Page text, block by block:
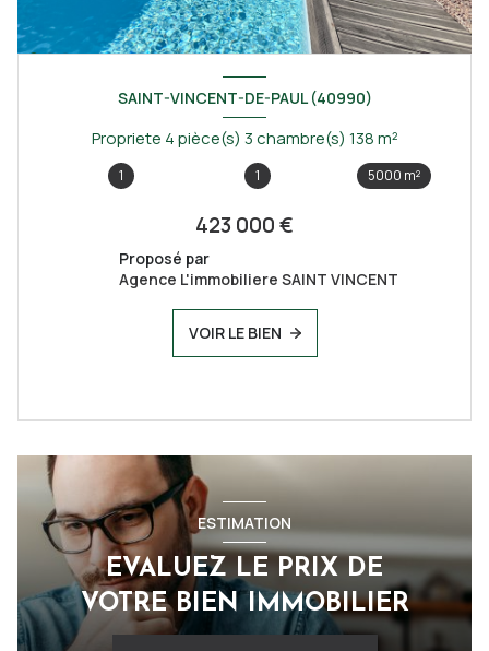
SAINT-VINCENT-DE-PAUL (40990)
Propriete 4 pièce(s) 3 chambre(s) 138 m²
1 1 5000 m²
423 000 €
Proposé par
Agence L'immobiliere SAINT VINCENT
VOIR LE BIEN
ESTIMATION
EVALUEZ LE PRIX DE
VOTRE BIEN IMMOBILIER